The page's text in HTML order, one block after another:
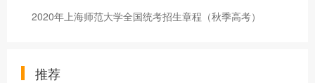
2020年上海师范大学全国统考招生章程（秋季高考）
推荐